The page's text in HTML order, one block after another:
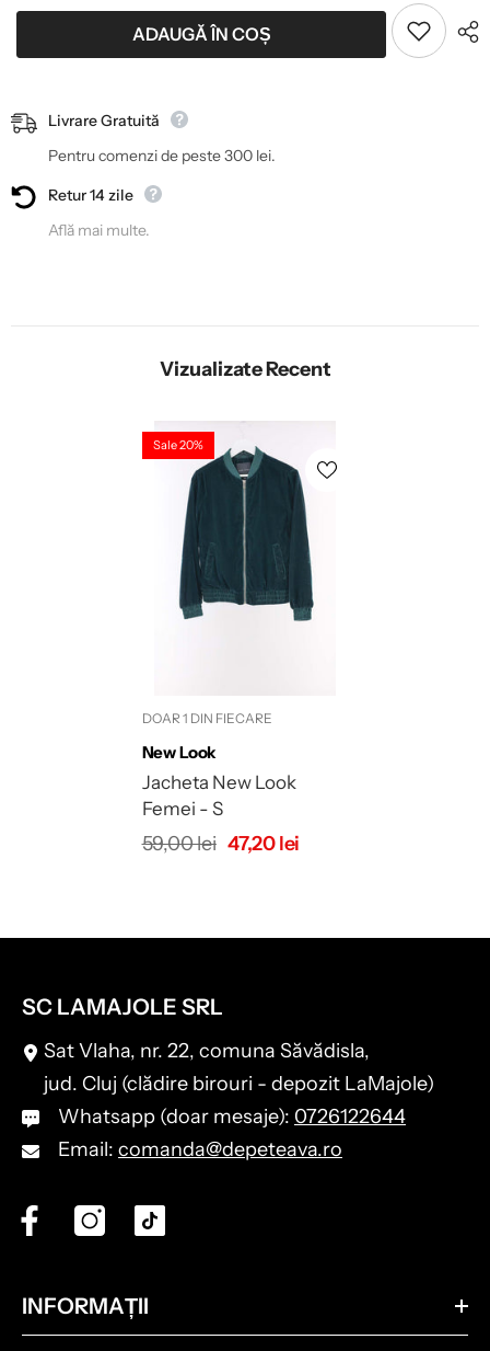
ADAUGĂ ÎN COȘ
Livrare Gratuită
Pentru comenzi de peste 300 lei.
Retur 14 zile
Află mai multe.
Vizualizate Recent
Sale 20%
DOAR 1 DIN FIECARE
Brand:
New Look
Jacheta New Look
Femei - S
59,00 lei 47,20 lei
SC LAMAJOLE SRL
Sat Vlaha, nr. 22, comuna Săvădisla,
jud. Cluj (clădire birouri - depozit LaMajole)
Whatsapp (doar mesaje): 0726122644
Email: comanda@depeteava.ro
INFORMAȚII